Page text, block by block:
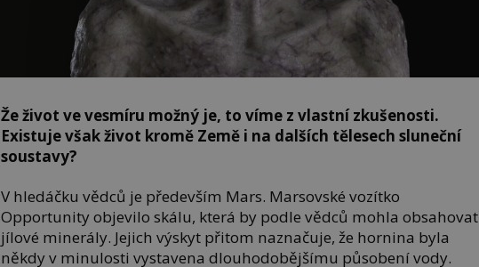
Že život ve vesmíru možný je, to víme z vlastní zkušenosti.
Existuje však život kromě Země i na dalších tělesech sluneční
soustavy?
V hledáčku vědců je především Mars. Marsovské vozítko
Opportunity objevilo skálu, která by podle vědců mohla obsahovat
jílové minerály. Jejich výskyt přitom naznačuje, že hornina byla
někdy v minulosti vystavena dlouhodobějšímu působení vody.